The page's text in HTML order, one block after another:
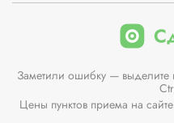
Заметили ошибку —
Цены пунктов приема на